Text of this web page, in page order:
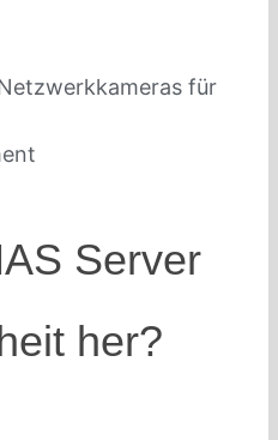
für
Server
her?